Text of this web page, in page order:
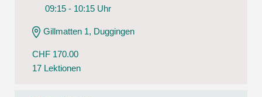
09:15 - 10:15 Uhr
Gillmatten 1, Duggingen
CHF 170.00
17 Lektionen